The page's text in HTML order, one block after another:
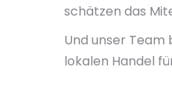
schätzen das
Und unser
lokalen Handel